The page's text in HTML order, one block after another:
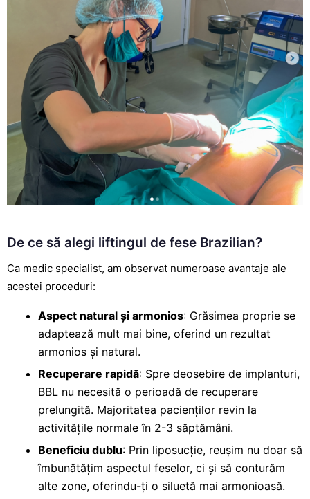
De ce să alegi liftingul de fese Brazilian?
Ca medic specialist, am observat numeroase avantaje ale
acestei proceduri:
Aspect natural și armonios: Grăsimea proprie se
adaptează mult mai bine, oferind un rezultat
armonios și natural.
Recuperare rapidă: Spre deosebire de implanturi,
BBL nu necesită o perioadă de recuperare
prelungită. Majoritatea pacienților revin la
activitățile normale în 2-3 săptămâni.
Beneficiu dublu: Prin liposucție, reușim nu doar să
îmbunătățim aspectul feselor, ci și să conturăm
alte zone, oferindu-ți o siluetă mai armonioasă.